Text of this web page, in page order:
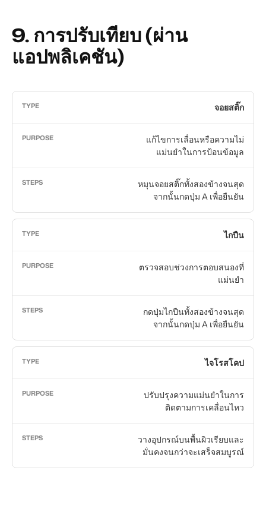
9.การปรับเทียบ (ผ่าน
แอปพลิเคชัน)
จอยสติ๊ก
แก้ไขการเลื่อนหรือความไม่
แม่นยำในการป้อนข้อมูล
หมุนจอยสติ๊กทั้งสองข้างจนสุด
จากนั้นกดปุ่ม A เพื่อยืนยัน
ไกปืน
ตรวจสอบช่วงการตอบสนองที่
แม่นยำ
กดปุ่มไกปืนทั้งสองข้างจนสุด
จากนั้นกดปุ่ม A เพื่อยืนยัน
ไจโรสโคป
ปรับปรุงความแม่นยำในการ
ติดตามการเคลื่อนไหว
วางอุปกรณ์บนพื้นผิวเรียบและ
มั่นคงจนกว่าจะเสร็จสมบูรณ์